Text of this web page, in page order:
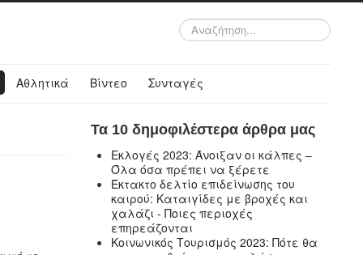
Αναζήτηση...
Αθλητικά Βίντεο Συνταγές
Τα 10 δημοφιλέστερα άρθρα μας
Εκλογές 2023: Άνοιξαν οι κάλπες –
Όλα όσα πρέπει να ξέρετε
Έκτακτο δελτίο επιδείνωσης του
καιρού: Καταιγίδες με βροχές και
χαλάζι - Ποιες περιοχές
επηρεάζονται
Κοινωνικός Τουρισμός 2023: Πότε θα